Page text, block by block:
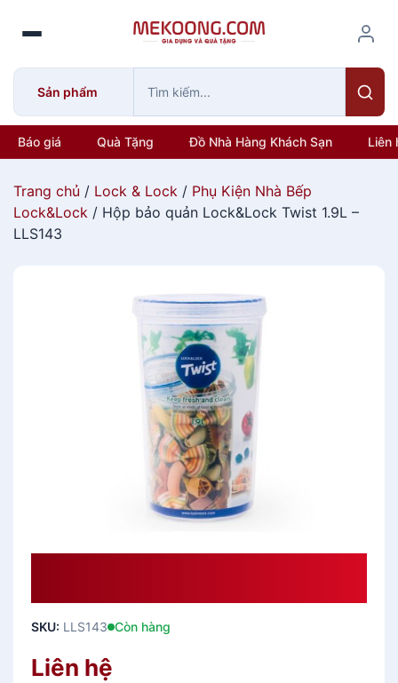
o
Sản phẩm
Báo giá Quà Tặng Đồ Nhà Hàng Khách Sạn Liên
Trang chủ / Lock & Lock / Phụ Kiện Nhà Bếp
Lock&Lock / Hộp bảo quản Lock&Lock Twist 1.9L –
LLS143
SKU: LLS143 Còn hàng
Liên hệ